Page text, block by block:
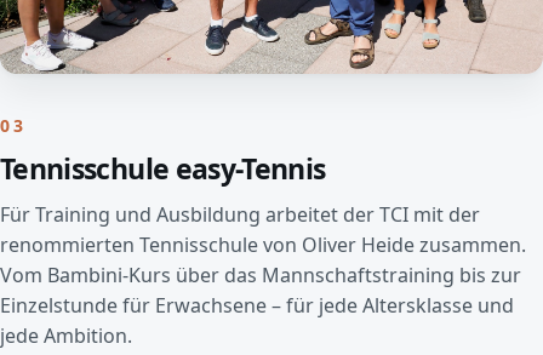
03
Tennisschule easy-Tennis
Für Training und Ausbildung arbeitet der TCI mit der
renommierten Tennisschule von Oliver Heide zusammen.
Vom Bambini-Kurs über das Mannschaftstraining bis zur
Einzelstunde für Erwachsene – für jede Altersklasse und
jede Ambition.